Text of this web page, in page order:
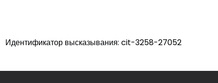
Идентификатор высказывания: cit-3258-27052